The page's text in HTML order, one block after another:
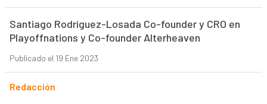
Santiago Rodríguez-Losada Co-founder y CRO en
Playoffnations y Co-founder Alterheaven
Publicado el 19 Ene 2023
Redacción